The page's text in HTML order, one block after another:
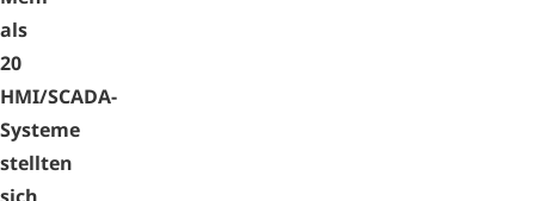
als
20
HMI/SCADA-
Systeme
stellten